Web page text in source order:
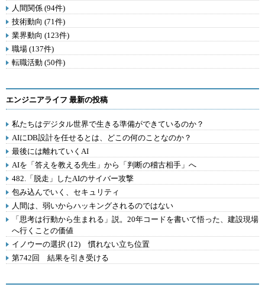
人間関係 (94件)
技術動向 (71件)
業界動向 (123件)
職場 (137件)
転職活動 (50件)
エンジニアライフ 最新の投稿
私たちはデジタル世界で生きる準備ができているのか？
AIにDB設計を任せるとは、どこの何のことなのか？
最後には離れていくAI
AIを「答えを教える先生」から「判断の稽古相手」へ
482.「脱走」したAIのサイバー攻撃
包み込んでいく、セキュリティ
人間は、弱いからハッキングされるのではない
「思考は行動から生まれる」説。20年コードを書いて悟った、建設現場
へ行くことの価値
イノウーの選択 (12) 慣れない立ち位置
第742回 結果を引き受ける